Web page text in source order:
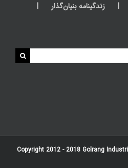
زندگینامه بنیان‌گذار
Copyright 2012 - 2018 Golrang